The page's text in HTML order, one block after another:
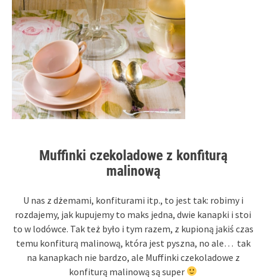
Muffinki czekoladowe z konfiturą
malinową
U nas z dżemami, konfiturami itp., to jest tak: robimy i
rozdajemy, jak kupujemy to maks jedna, dwie kanapki i stoi
to w lodówce. Tak też było i tym razem, z kupioną jakiś czas
temu konfiturą malinową, która jest pyszna, no ale… tak
na kanapkach nie bardzo, ale Muffinki czekoladowe z
konfiturą malinową są super